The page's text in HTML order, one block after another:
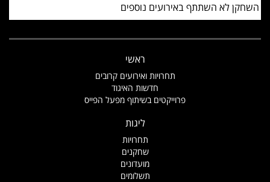
השחקן לא השתתף באירועים נוספים
ראשי
תחרויות ואירועים קרובים
חדשות האיגוד
פרוייקטים בשיתוף מפעל הפייס
ליגות
תחרויות
שחקנים
מועדונים
תשלומים